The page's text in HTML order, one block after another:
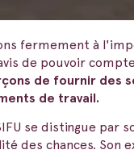
fermement à
de pouvoir
de fournir des
de travail.
se distingue par
des chances. Son